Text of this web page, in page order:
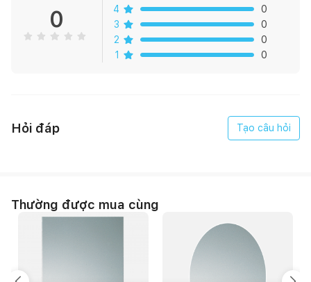
Sen được thiết kế với đĩa Cartridge bền bỉ và giúp tiết kiệm
Tay vặn vòi tiết kiệm nước, vòi nước ít chì
Dễ dàng và tiện lợi khi sử dụng, mẫu mới
0
4
0
3
0
2
0
1
0
Hỏi đáp Tạo câu hỏi
Thường được mua cùng